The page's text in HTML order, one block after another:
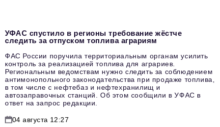
УФАС спустило в регионы требование жёстче
следить за отпуском топлива аграриям
ФАС России поручила территориальным органам усилить
контроль за реализацией топлива для аграриев.
Региональным ведомствам нужно следить за соблюдением
антимонопольного законодательства при продаже топлива,
в том числе с нефтебаз и нефтехранилищ и
автозаправочных станций. Об этом сообщили в УФАС в
ответ на запрос редакции.
04 августа 12:27